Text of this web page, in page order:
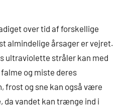
over tid af forskellige
almindelige årsager er vejret.
ultraviolette stråler kan med
og miste deres
frost og sne kan også være
da vandet kan trænge ind i